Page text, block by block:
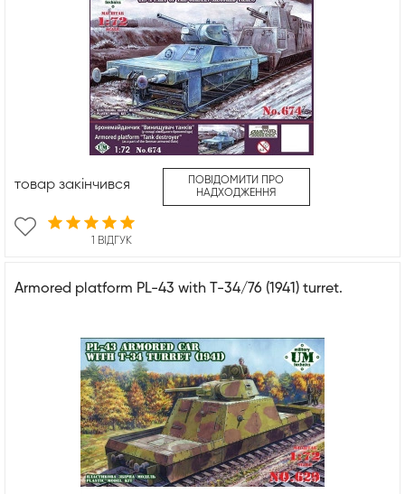
1 ВІДГУК
товар закінчився
ПОВІДОМИТИ ПРО
НАДХОДЖЕННЯ
Armored platform PL-43 with T-34/76 (1941) turret.